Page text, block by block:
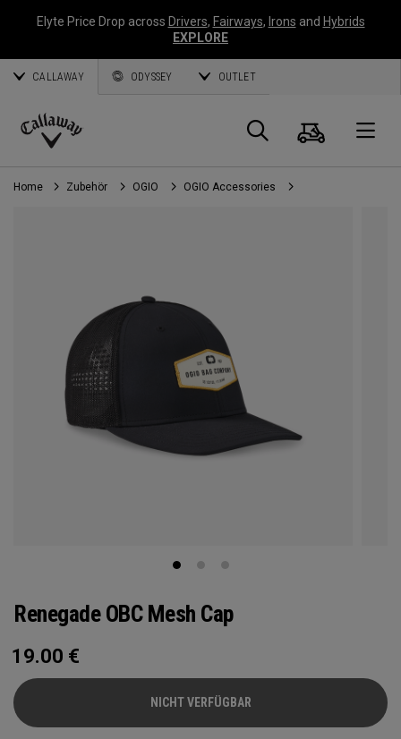
Elyte Price Drop across Drivers, Fairways, Irons and Hybrids
EXPLORE
CALLAWAY ODYSSEY OUTLET
Callaway
Golf
Suche
Home Zubehör OGIO OGIO Accessories
Renegade OBC Mesh Cap
19.00 €
NICHT VERFÜGBAR